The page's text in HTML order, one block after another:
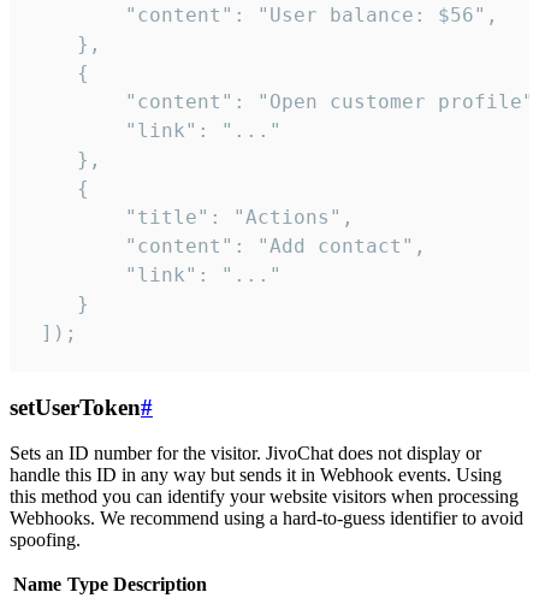
        "content": "User balance: $56",
    },
    {
"content": "Open customer
        "link": "..."
    },
    {
        "title": "Actions",
        "content": "Add contact",
        "link": "..."
    }
]);
setUserToken#
Sets an ID number for the visitor. JivoChat does not display or
handle this ID in any way but sends it in Webhook events. Using
this method you can identify your website visitors when processing
Webhooks. We recommend using a hard-to-guess identifier to avoid
spoofing.
Name Type Description